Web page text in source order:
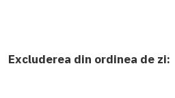
Excluderea din ordinea de zi: